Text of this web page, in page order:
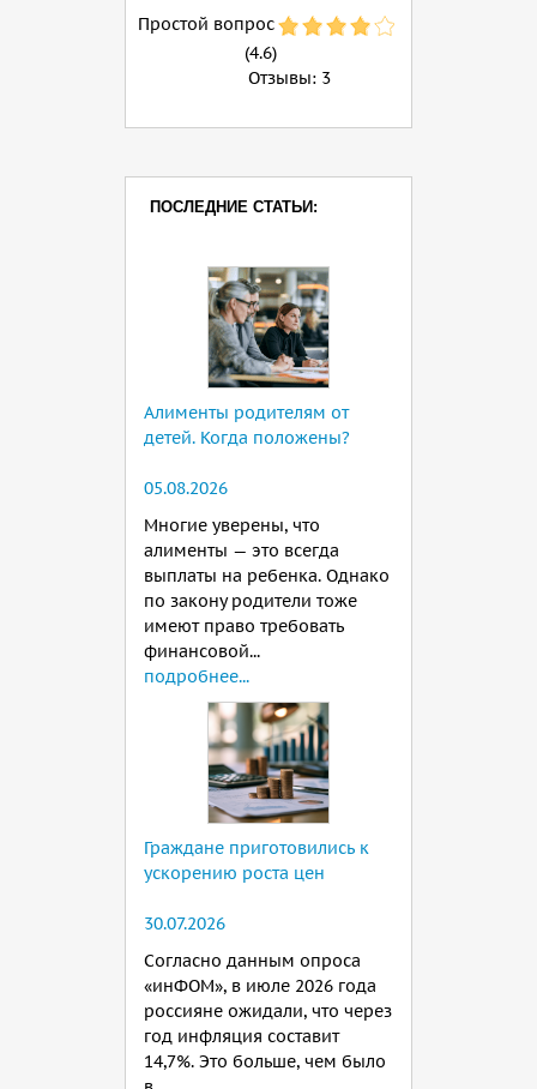
Простой вопрос
(4.6)
Отзывы: 3
ПОСЛЕДНИЕ СТАТЬИ:
Алименты родителям от
детей. Когда положены?
05.08.2026
Многие уверены, что
алименты — это всегда
выплаты на ребенка. Однако
по закону родители тоже
имеют право требовать
финансовой...
подробнее...
Граждане приготовились к
ускорению роста цен
30.07.2026
Согласно данным опроса
«инФОМ», в июле 2026 года
россияне ожидали, что через
год инфляция составит
14,7%. Это больше, чем было